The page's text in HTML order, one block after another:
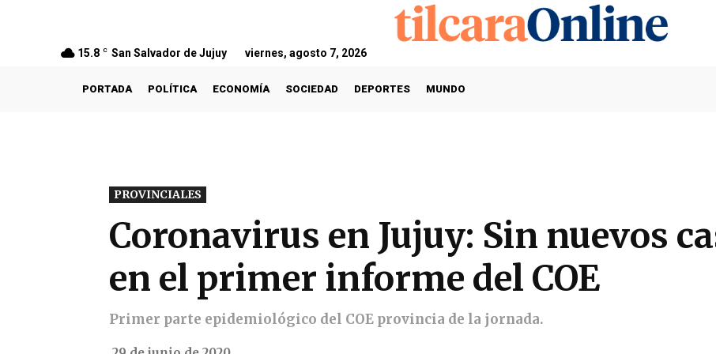
15.8 C San Salvador de Jujuy viernes, agosto 7, 2026
PORTADA POLÍTICA ECONOMÍA SOCIEDAD DEPORTES MUNDO
PROVINCIALES
Coronavirus en Jujuy: Sin nuevos
en el primer informe del COE
Primer parte epidemiológico del COE provincia de la jornada.